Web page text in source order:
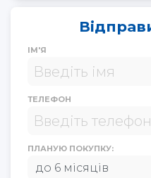
ІМ'Я
ТЕЛЕФОН
ПЛАНУЮ ПОКУПКУ: